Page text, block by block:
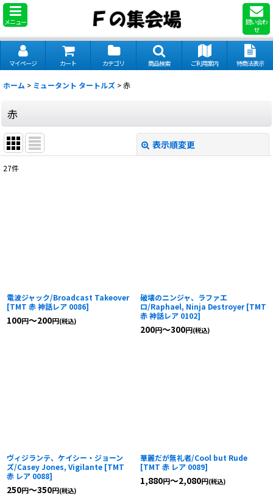
メニュー
問い合わ
せ
マイページ カート カテゴリ 商品検索 ご利用案内 特商法表示
ホーム > ミュータント タートルズ >赤
赤
表示順変更
27件
電波ジャック/Broadcast Takeover
[TMT 赤 神話レア 0086]
100円～200円(税込)
破壊のニンジャ、ラファエ
ロ/Raphael, Ninja Destroyer [TMT
赤 神話レア 0102]
200円～300円(税込)
ヴィジランテ、ケイシー・ジョーン
ズ/Casey Jones, Vigilante [TMT
赤 レア 0088]
250円～350円(税込)
華麗だが無礼者/Cool but Rude
[TMT 赤 レア 0089]
1,880円～2,080円(税込)